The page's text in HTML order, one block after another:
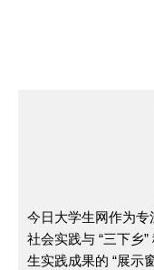
今日大学生网作为
社会实践与 “三下乡
生实践成果的 “展示